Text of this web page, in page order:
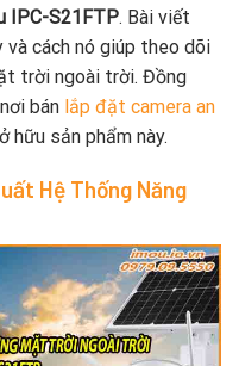
IPC-S21FTP. Bài viết
và cách nó giúp theo dõi
trời ngoài trời. Đồng
bán lắp đặt camera an
hữu sản phẩm này.
Hệ Thống Năng